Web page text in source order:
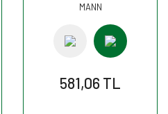
MANN
581,06 TL